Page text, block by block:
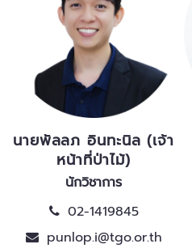
นายพัลลภ อินทะนิล (เจ้า
หน้าที่ป่าไม้)
นักวิชาการ
02-1419845
punlop.i@tgo.or.th